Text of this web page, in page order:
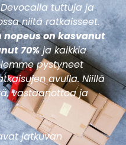
tuttuja ja
niitä ratkaisseet.
nopeus on kasvanut
70%ja kaikkia
pystyneet
avulla. Niillä
vastaanottoa ja
jatkuvan